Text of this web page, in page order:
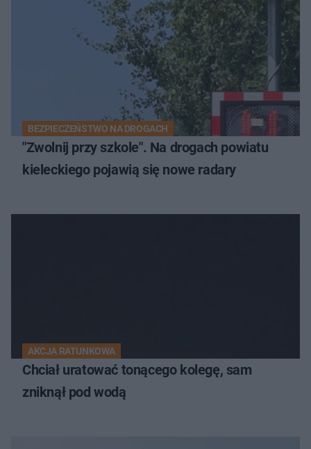
BEZPIECZEŃSTWO NA DROGACH
"Zwolnij przy szkole". Na drogach powiatu
kieleckiego pojawią się nowe radary
AKCJA RATUNKOWA
Chciał uratować tonącego kolegę, sam
zniknął pod wodą